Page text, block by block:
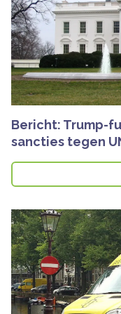
Bericht: Trump-
sancties tegen